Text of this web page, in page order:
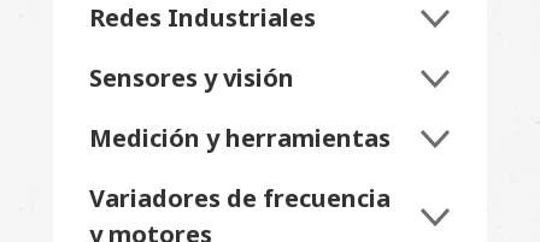
Redes Industriales
Sensores y visión
Medición y herramientas
Variadores de frecuencia
y motores